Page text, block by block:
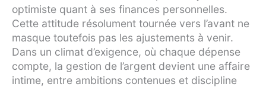
optimiste quant à ses finances personnelles.
Cette attitude résolument tournée vers l’avant ne
masque toutefois pas les ajustements à venir.
Dans un climat d’exigence, où chaque dépense
compte, la gestion de l’argent devient une affaire
intime, entre ambitions contenues et discipline